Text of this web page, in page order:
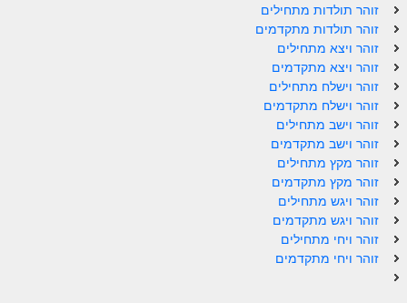
אודות בית מדרש הסולם
ספר הזוהר
גדולי ישראל על הזוהר
אפליקציית ספר הזוהר הקדוש
הקדשות על דיסקים
תרומות
לאתר הבית
הרב אדם סיני
זוהר תולדות מתחילים
זוהר תולדות מתקדמים
זוהר ויצא מתחילים
זוהר ויצא מתקדמים
זוהר וישלח מתחילים
זוהר וישלח מתקדמים
זוהר וישב מתחילים
זוהר וישב מתקדמים
זוהר מקץ מתחילים
זוהר מקץ מתקדמים
זוהר ויגש מתחילים
זוהר ויגש מתקדמים
זוהר ויחי מתחילים
זוהר ויחי מתקדמים